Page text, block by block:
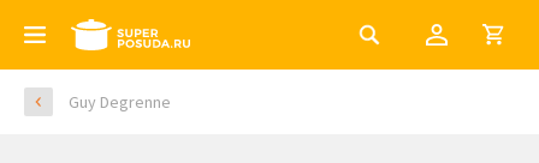
Guy Degrenne